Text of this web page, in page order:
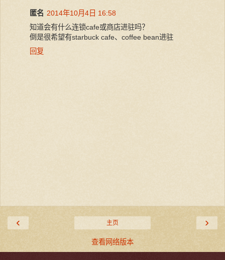
匿名 2014年10月4日 16:58
知道会有什么连锁cafe或商店进驻吗？
倒是很希望有starbuck cafe、coffee bean进驻
回复
‹ ›
主页
查看网络版本